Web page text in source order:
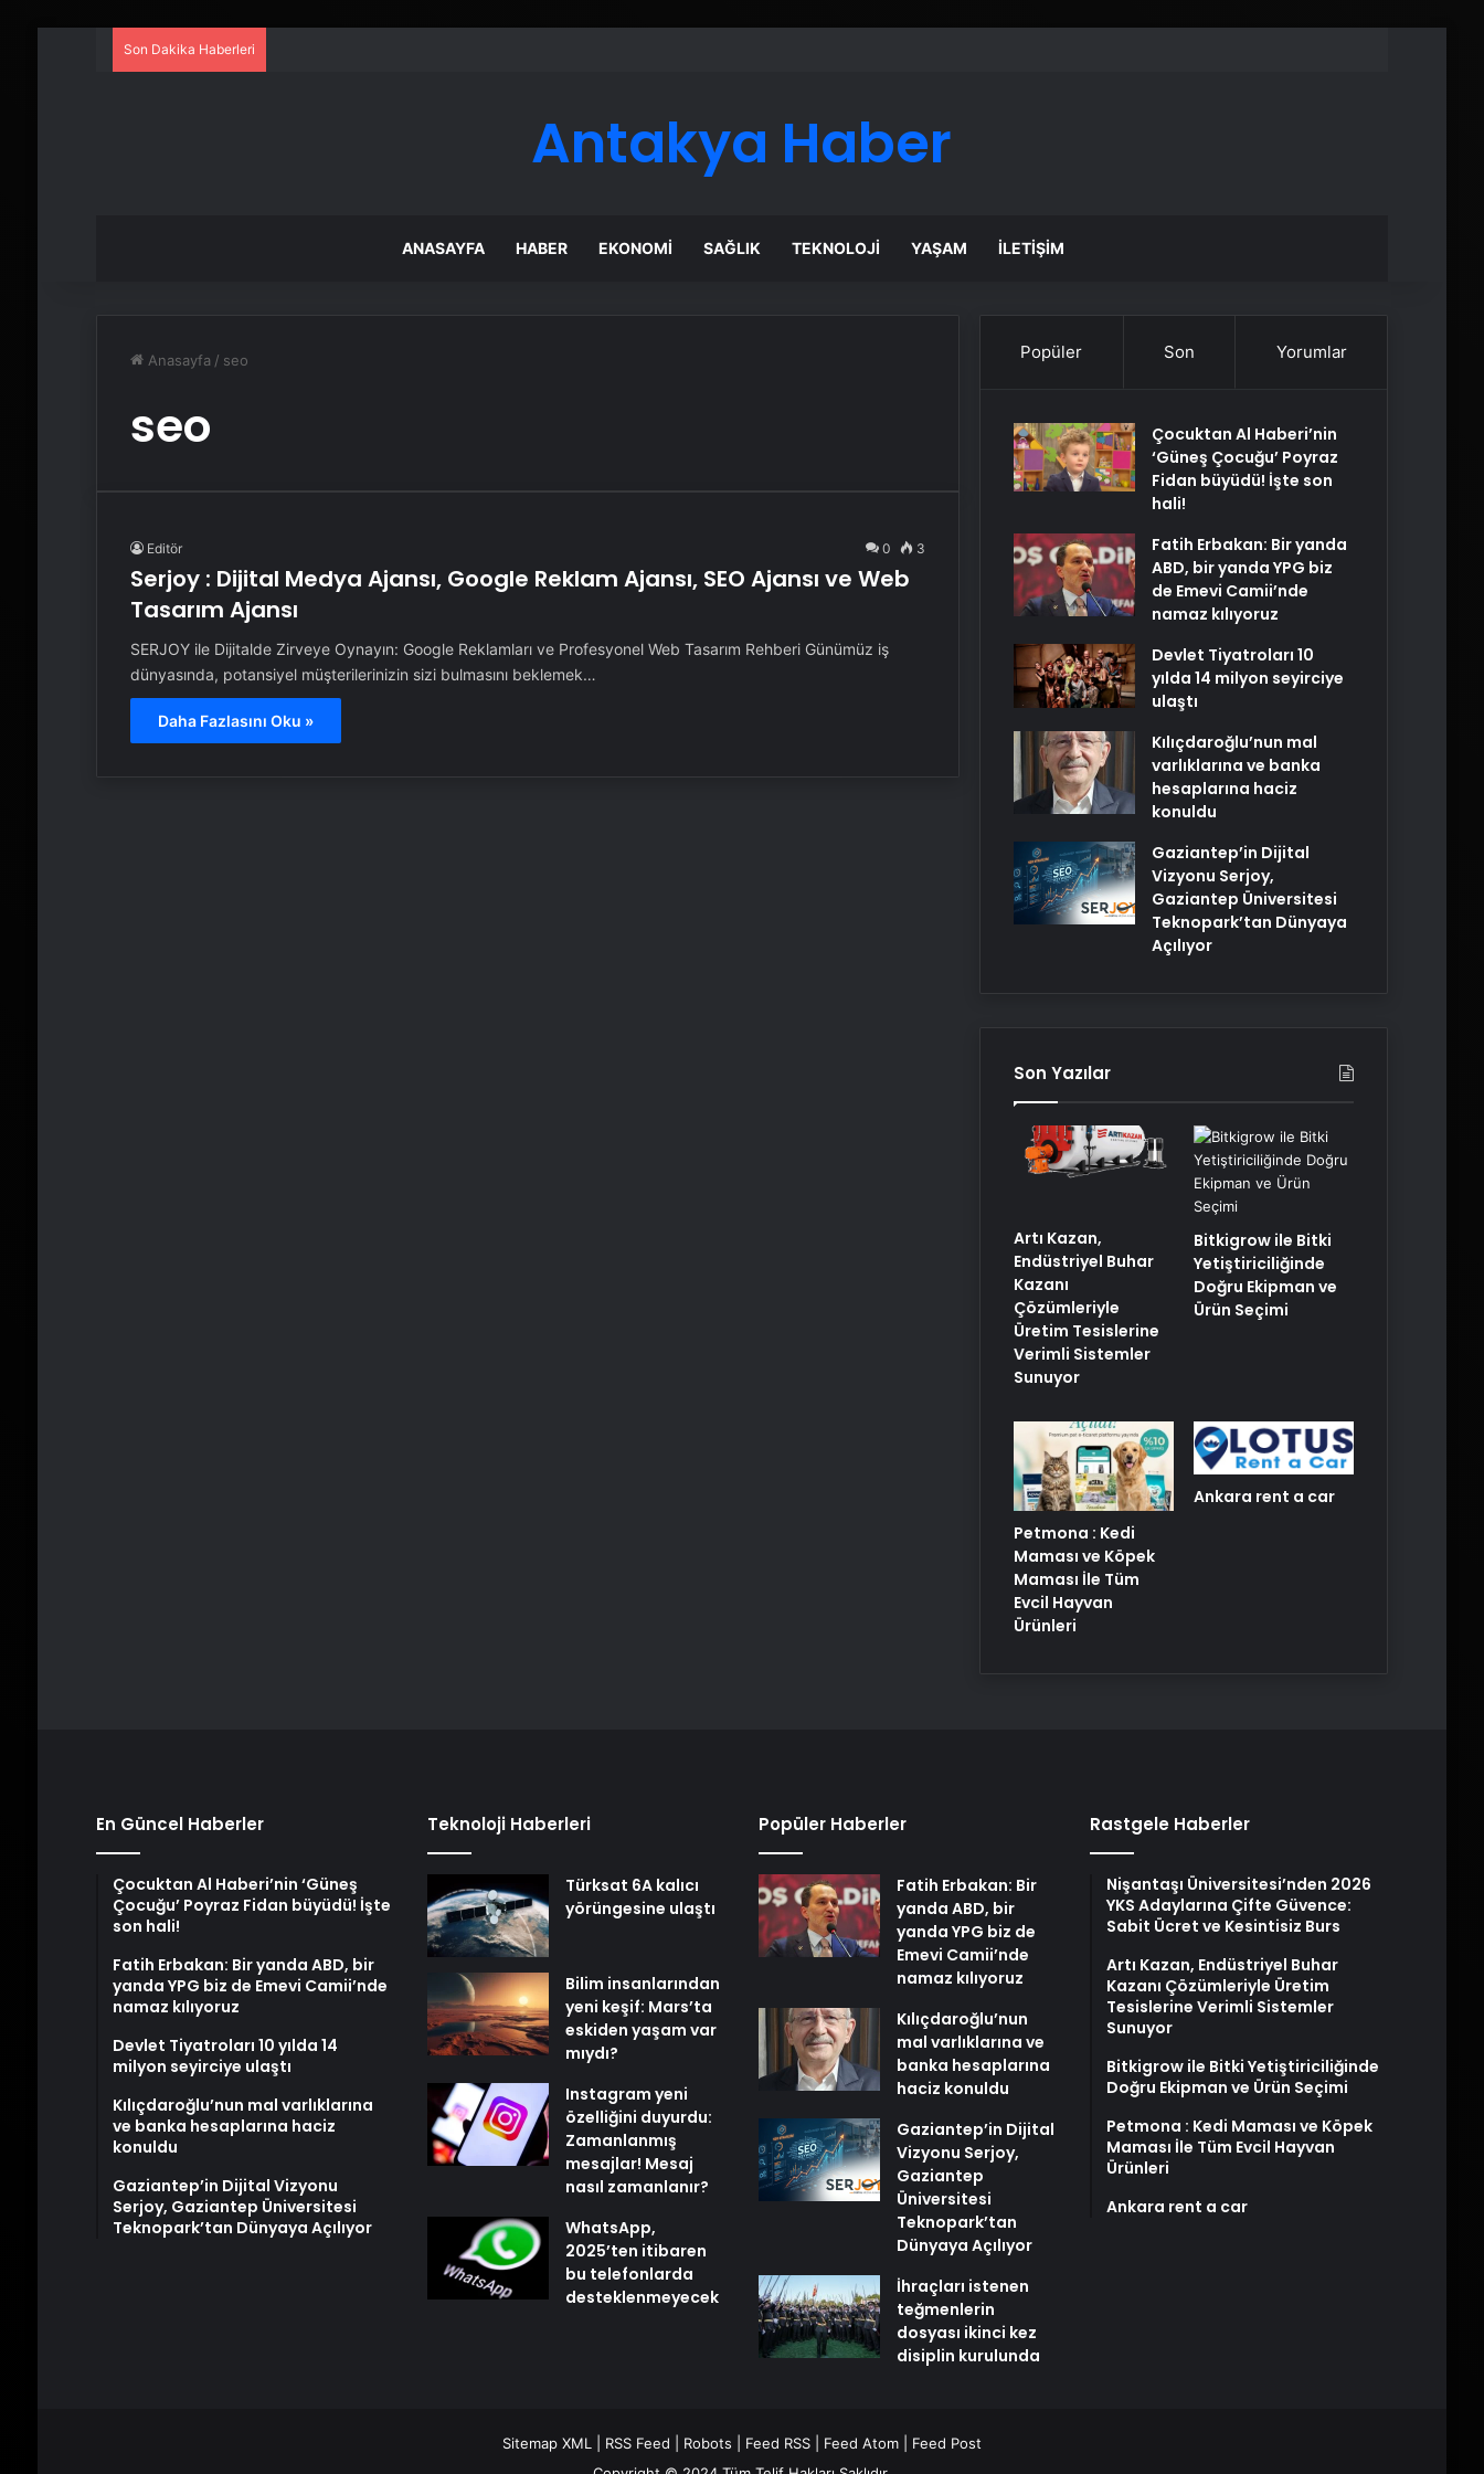
Son Dakika Haberleri
Antakya Haber
ANASAYFA HABER EKONOMI SAĞLIK TEKNOLOJI YAŞAM İLETIŞIM
Anasayfa / seo
seo
Editör 0 3
Serjoy : Dijital Medya Ajansı, Google Reklam Ajansı, SEO Ajansı ve Web
Tasarım Ajansı
SERJOY ile Dijitalde Zirveye Oynayın: Google Reklamları ve Profesyonel Web Tasarım Rehberi Günümüz iş
dünyasında, potansiyel müşterilerinizin sizi bulmasını beklemek…
Daha Fazlasını Oku »
Popüler Son Yorumlar
Çocuktan Al Haberi’nin
‘Güneş Çocuğu’ Poyraz
Fidan büyüdü! İşte son
hali!
Fatih Erbakan: Bir yanda
ABD, bir yanda YPG biz
de Emevi Camii’nde
namaz kılıyoruz
Devlet Tiyatroları 10
yılda 14 milyon seyirciye
ulaştı
Kılıçdaroğlu’nun mal
varlıklarına ve banka
hesaplarına haciz
konuldu
Gaziantep’in Dijital
Vizyonu Serjoy,
Gaziantep Üniversitesi
Teknopark’tan Dünyaya
Açılıyor
Son Yazılar
Artı Kazan,
Endüstriyel Buhar
Kazanı
Çözümleriyle
Üretim Tesislerine
Verimli Sistemler
Sunuyor
Bitkigrow ile Bitki
Yetiştiriciliğinde
Doğru Ekipman ve
Ürün Seçimi
Petmona : Kedi
Maması ve Köpek
Maması İle Tüm
Evcil Hayvan
Ürünleri
Ankara rent a car
En Güncel Haberler
Çocuktan Al Haberi’nin ‘Güneş
Çocuğu’ Poyraz Fidan büyüdü! İşte
son hali!
Fatih Erbakan: Bir yanda ABD, bir
yanda YPG biz de Emevi Camii’nde
namaz kılıyoruz
Devlet Tiyatroları 10 yılda 14
milyon seyirciye ulaştı
Kılıçdaroğlu’nun mal varlıklarına
ve banka hesaplarına haciz
konuldu
Gaziantep’in Dijital Vizyonu
Serjoy, Gaziantep Üniversitesi
Teknopark’tan Dünyaya Açılıyor
Teknoloji Haberleri
Türksat 6A kalıcı
yörüngesine ulaştı
Bilim insanlarından
yeni keşif: Mars’ta
eskiden yaşam var
mıydı?
Instagram yeni
özelliğini duyurdu:
Zamanlanmış
mesajlar! Mesaj
nasıl zamanlanır?
WhatsApp,
2025’ten itibaren
bu telefonlarda
desteklenmeyecek
Popüler Haberler
Fatih Erbakan: Bir
yanda ABD, bir
yanda YPG biz de
Emevi Camii’nde
namaz kılıyoruz
Kılıçdaroğlu’nun
mal varlıklarına ve
banka hesaplarına
haciz konuldu
Gaziantep’in Dijital
Vizyonu Serjoy,
Gaziantep
Üniversitesi
Teknopark’tan
Dünyaya Açılıyor
İhraçları istenen
teğmenlerin
dosyası ikinci kez
disiplin kurulunda
Rastgele Haberler
Nişantaşı Üniversitesi’nden 2026
YKS Adaylarına Çifte Güvence:
Sabit Ücret ve Kesintisiz Burs
Artı Kazan, Endüstriyel Buhar
Kazanı Çözümleriyle Üretim
Tesislerine Verimli Sistemler
Sunuyor
Bitkigrow ile Bitki Yetiştiriciliğinde
Doğru Ekipman ve Ürün Seçimi
Petmona : Kedi Maması ve Köpek
Maması İle Tüm Evcil Hayvan
Ürünleri
Ankara rent a car
Sitemap XML| RSS Feed Robots Feed RSS| Feed Atom| Feed Post